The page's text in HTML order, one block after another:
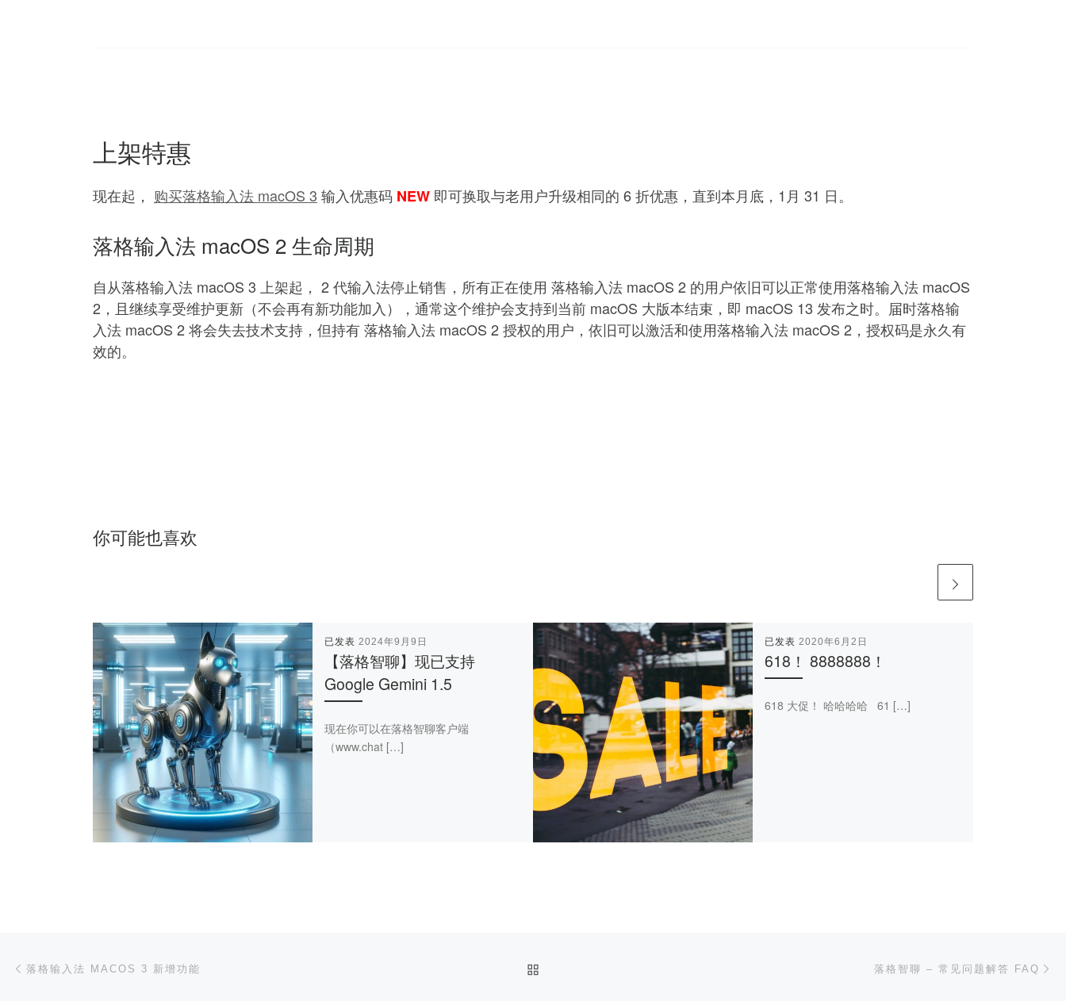
上架特惠
现在起， 购买落格输入法 macOS 3 输入优惠码 NEW 即可换取与老用户升级相同的 6 折优惠，直到本月底，1月 31 日。
落格输入法 macOS 2 生命周期
自从落格输入法 macOS 3 上架起， 2 代输入法停止销售，所有正在使用 落格输入法 macOS 2 的用户依旧可以正常使用落格输入法 macOS
2，且继续享受维护更新（不会再有新功能加入），通常这个维护会支持到当前 macOS 大版本结束，即 macOS 13 发布之时。届时落格输
入法 macOS 2 将会失去技术支持，但持有 落格输入法 macOS 2 授权的用户，依旧可以激活和使用落格输入法 macOS 2，授权码是永久有
效的。
你可能也喜欢
已发表 2024年9月9日
【落格智聊】现已支持
Google Gemini 1.5
现在你可以在落格智聊客户端
（www.chat […]
已发表 2020年6月2日
618！ 8888888！
618 大促！ 哈哈哈哈 61 […]
文章导航
落格输入法 MACOS 3 新增功能 落格智聊 – 常见问题解答 FAQ